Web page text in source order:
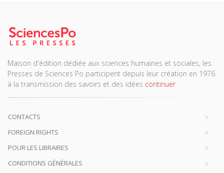
Maison d'édition dédiée aux sciences humaines et sociales, les
Presses de Sciences Po participent depuis leur création en 1976
à la transmission des savoirs et des idées continuer
CONTACTS
FOREIGN RIGHTS
POUR LES LIBRAIRES
CONDITIONS GÉNÉRALES